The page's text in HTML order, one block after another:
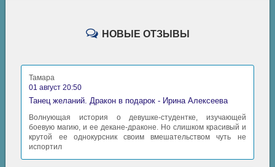
НОВЫЕ ОТЗЫВЫ
Тамара
01 август 20:50
Танец желаний. Дракон в подарок - Ирина Алексеева
Волнующая история о девушке-студентке, изучающей
боевую магию, и ее декане-драконе. Но слишком красивый и
крутой ее однокурсник своим вмешательством чуть не
испортил